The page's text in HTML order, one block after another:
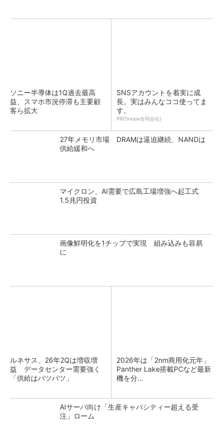
ソニー半導体は1Q過去最高
益、スマホ市況停滞も主要顧
客ら拡大
SNSアカウントを着実に成
長。実はみんなココ使ってま
す。
PR(Dreaw合同会社)
27年メモリ市場 DRAMは逼迫継続、NANDは
供給緩和へ
マイクロン、AI需要で広島工場増強へ起工式
1.5兆円投資
画像鮮明化を1チップで実現 組み込みも容易
に
ルネサス、26年2Qは増収増
益 データセンター需要強く
「供給はパツパツ」
2026年は「2nm商用化元年」
Panther Lake搭載PCなど最新
機を分...
AIサーバ向け「生産キャパシティー超える受
注」ローム